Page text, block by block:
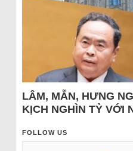
LÂM, MẪN, HƯNG
KỊCH NGHÌN TỶ VỚI
FOLLOW US